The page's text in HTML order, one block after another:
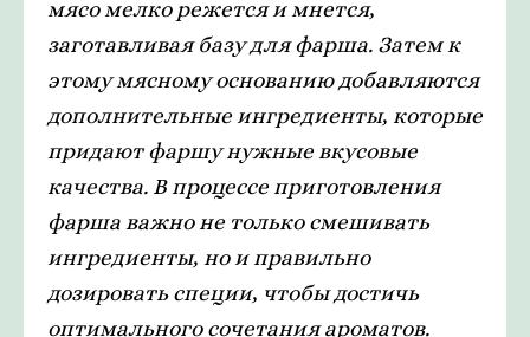
мясо мелко режется и мнется,
заготавливая базу для фарша. Затем к
этому мясному основанию добавляются
дополнительные ингредиенты, которые
придают фаршу нужные вкусовые
качества. В процессе приготовления
фарша важно не только смешивать
ингредиенты, но и правильно
дозировать специи, чтобы достичь
оптимального сочетания ароматов.